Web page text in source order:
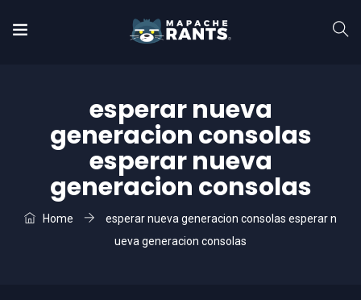
esperar nueva
generacion consolas
esperar nueva
generacion consolas
Home
esperar nueva generacion consolas esperar n
ueva generacion consolas